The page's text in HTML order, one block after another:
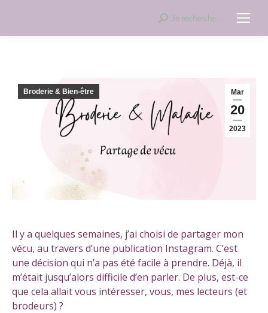
Recherche
:
Je recherche...
Mar
20
2023
Broderie & Bien-être
Il y a quelques semaines, j’ai choisi de partager mon
vécu, au travers d’une publication Instagram. C’est
une décision qui n’a pas été facile à prendre. Déjà, il
m’était jusqu’alors difficile d’en parler. De plus, est-ce
que cela allait vous intéresser, vous, mes lecteurs (et
brodeurs) ?